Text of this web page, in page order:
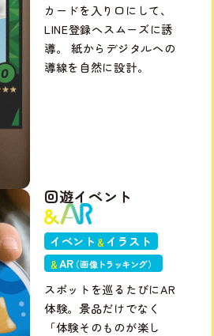
カードを入り口にして、
LINE登録へスムーズに誘
導。 紙からデジタルへの
導線を自然に設計。
回遊イベント
イベント ＆ イラスト
＆AR（画像トラッキング）
スポットを巡るたびにAR
体験。景品だけでなく
「体験そのものが楽し